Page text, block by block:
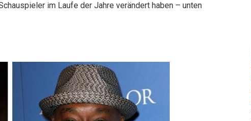
im Laufe der Jahre verändert haben – unten